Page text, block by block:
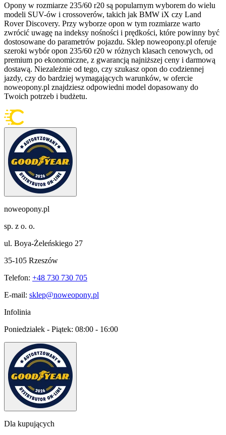
Opony w rozmiarze 235/60 r20 są popularnym wyborem do wielu
modeli SUV-ów i crossoverów, takich jak BMW iX czy Land
Rover Discovery. Przy wyborze opon w tym rozmiarze warto
zwrócić uwagę na indeksy nośności i prędkości, które powinny być
dostosowane do parametrów pojazdu. Sklep noweopony.pl oferuje
szeroki wybór opon 235/60 r20 w różnych klasach cenowych, od
premium po ekonomiczne, z gwarancją najniższej ceny i darmową
dostawą. Niezależnie od tego, czy szukasz opon do codziennej
jazdy, czy do bardziej wymagających warunków, w ofercie
noweopony.pl znajdziesz odpowiedni model dopasowany do
Twoich potrzeb i budżetu.
noweopony.pl
sp. z o. o.
ul. Boya-Żeleńskiego 27
35-105 Rzeszów
Telefon: +48 730 730 705
E-mail: sklep@noweopony.pl
Infolinia
Poniedziałek - Piątek: 08:00 - 16:00
Dla kupujących